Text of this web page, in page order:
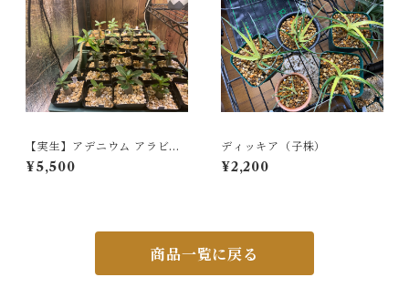
【実生】アデニウム アラビカ
ム ブラックステム Adenium a
rabicum Black stem（BS）
¥5,500
ディッキア（子株）
¥2,200
商品一覧に戻る